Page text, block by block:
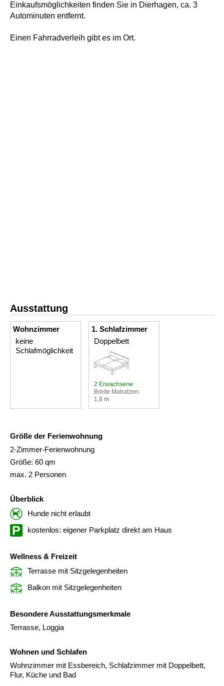
Einkaufsmöglichkeiten finden Sie in Dierhagen, ca. 3
Autominuten entfernt.
Einen Fahrradverleih gibt es im Ort.
Ausstattung
Wohnzimmer
keine
Schlafmöglichkeit
1. Schlafzimmer
Doppelbett
2 Erwachsene
Breite Matratzen:
1,8 m
Größe der Ferienwohnung
2-Zimmer-Ferienwohnung
Größe: 60 qm
max. 2 Personen
Überblick
Hunde nicht erlaubt
kostenlos: eigener Parkplatz direkt am Haus
Wellness & Freizeit
Terrasse mit Sitzgelegenheiten
Balkon mit Sitzgelegenheiten
Besondere Ausstattungsmerkmale
Terrasse, Loggia
Wohnen und Schlafen
Wohnzimmer mit Essbereich, Schlafzimmer mit Doppelbett,
Flur, Küche und Bad